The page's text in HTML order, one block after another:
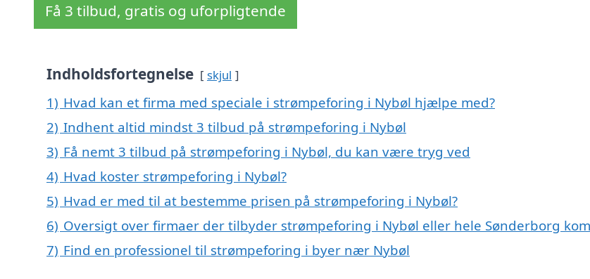
Få 3 tilbud, gratis og uforpligtende
Indholdsfortegnelse skjul
1) Hvad kan et firma med speciale i strømpeforing i Nybøl hjælpe med?
2) Indhent altid mindst 3 tilbud på strømpeforing i Nybøl
3) Få nemt 3 tilbud på strømpeforing i Nybøl, du kan være tryg ved
4) Hvad koster strømpeforing i Nybøl?
5) Hvad er med til at bestemme prisen på strømpeforing i Nybøl?
6) Oversigt over firmaer der tilbyder strømpeforing i Nybøl eller hele Sønderborg
7) Find en professionel til strømpeforing i byer nær Nybøl